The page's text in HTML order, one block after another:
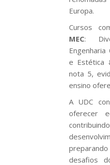
Europa.
Cursos
MEC:
Engenharia
e Estética
nota 5,
ensino
A UDC
oferecer
desafios